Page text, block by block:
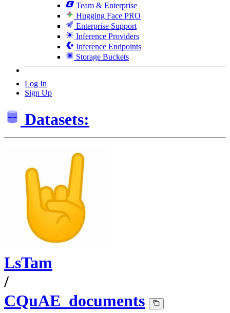
Team & Enterprise
Hugging Face PRO
Enterprise Support
Inference Providers
Inference Endpoints
Storage Buckets
Log In
Sign Up
Datasets:
LsTam
/
CQuAE_documents